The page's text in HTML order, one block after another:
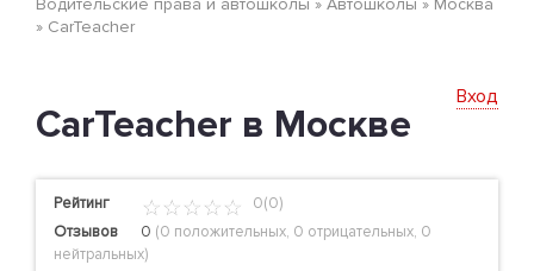
Водительские права и автошколы » Автошколы » Москва
» CarTeacher
Вход
CarTeacher в Москве
Рейтинг
0(0)
Отзывов
0 (0 положительных, 0 отрицательных, 0
нейтральных)